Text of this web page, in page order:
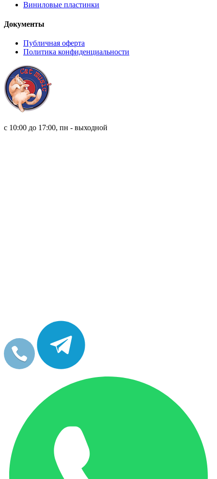
Виниловые пластинки
Документы
Публичная оферта
Политика конфиденциальности
с 10:00 до 17:00, пн - выходной